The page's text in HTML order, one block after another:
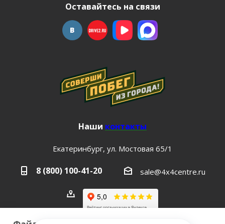
Оставайтесь на связи
Наши контакты
Екатеринбург, ул. Мостовая 65/1
8 (800) 100-41-20 sale@4x4centre.ru